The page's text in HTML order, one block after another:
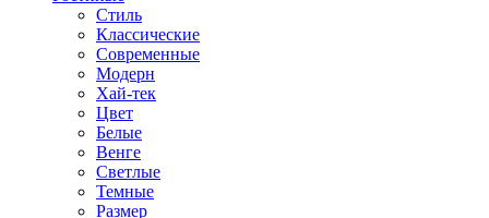
Стиль
Классические
Современные
Модерн
Хай-тек
Цвет
Белые
Венге
Светлые
Темные
Размер